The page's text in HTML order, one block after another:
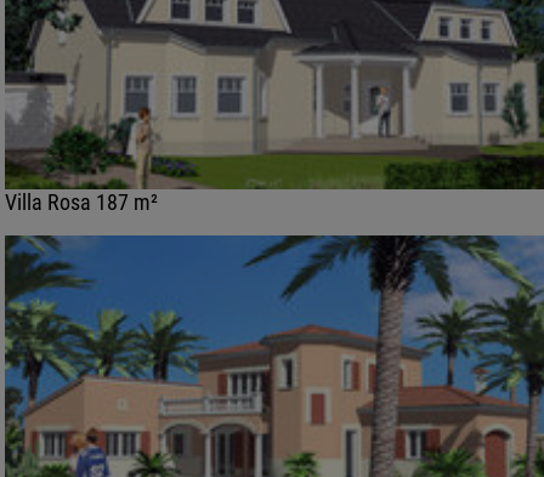
Villa Rosa 187 m²